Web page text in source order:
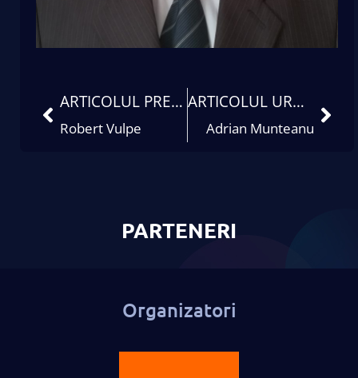
ARTICOLUL PRECEDENT
Robert Vulpe
ARTICOLUL URMĂTOR
Adrian Munteanu
PARTENERI
Organizatori